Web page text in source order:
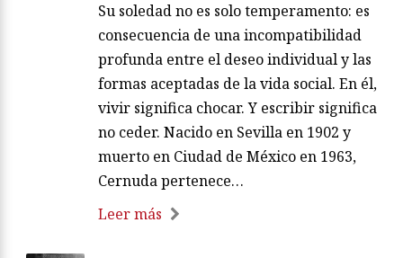
Su soledad no es solo temperamento: es
consecuencia de una incompatibilidad
profunda entre el deseo individual y las
formas aceptadas de la vida social. En él,
vivir significa chocar. Y escribir significa
no ceder. Nacido en Sevilla en 1902 y
muerto en Ciudad de México en 1963,
Cernuda pertenece…
Leer más